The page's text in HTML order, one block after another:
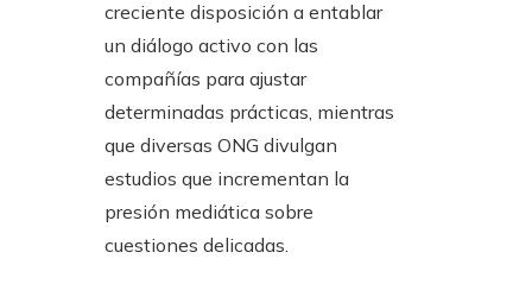
creciente disposición a entablar
un diálogo activo con las
compañías para ajustar
determinadas prácticas, mientras
que diversas ONG divulgan
estudios que incrementan la
presión mediática sobre
cuestiones delicadas.